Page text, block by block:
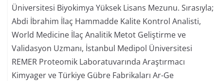
Üniversitesi Biyokimya Yüksek Lisans Mezunu. Sırasıyla;
Abdi İbrahim İlaç Hammadde Kalite Kontrol Analisti,
World Medicine İlaç Analitik Metot Geliştirme ve
Validasyon Uzmanı, İstanbul Medipol Üniversitesi
REMER Proteomik Laboratuvarında Araştırmacı
Kimyager ve Türkiye Gübre Fabrikaları Ar-Ge